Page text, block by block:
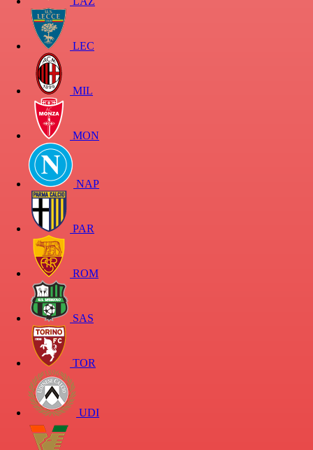
LEC
MIL
MON
NAP
PAR
ROM
SAS
TOR
UDI